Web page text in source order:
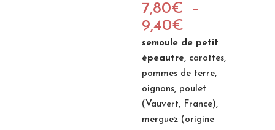
7,80€
–
9,40€
de
prix :
7,80€
à
9,40€
semoule de petit
épeautre, carottes,
pommes de terre,
oignons, poulet
(Vauvert, France),
merguez (origine